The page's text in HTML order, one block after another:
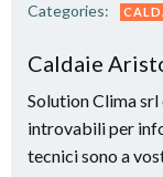
Categories:
Caldaie
Solution Clima
introvabili per
tecnici sono a